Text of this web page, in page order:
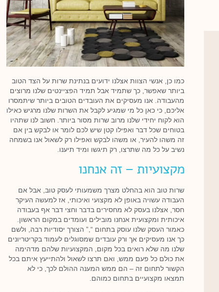
כמו כן, אנשי הצוות אצלנו ידועים בנתינת שרות על הצד הטוב
ביותר שאפשר, כך שתמיד אבל תמיד הפציינטים שלנו מרוצים
מהעבודה. אנו מעסיקים את העובדים הטובים ביותר שיתמסרו
אליכם, כי כאן כל מי שמגיע לקבל את השרות שלנו מרגיש כאילו
הוא לקוח יחידי שלנו מרוב שרות מסור ביותר. חשוב לנו שתהיו
בטוחים שכל דבר ואפילו קטן שיש לכם לומר או לבקש בין אם
זה משהו להעיר, או משהו לבקש ואפילו רק לשאול אנו בשמחה
נשיב על כל מה שתרצו, רק תיגשו ומיד תיענו.
מקצועיות – זה אנחנו
שרות טוב הוא בהחלט מצרך משמעותי לעסק טוב, אבל אם
העבודה עשויה באופן לא מקצועי ואיכותי, אז למעשה העיקר
חסר, אצלנו בעסק לא מחסירים בדבר וחצי דבר אף בעבודה
איכותית ומקצועית אנחנו מובילים ועומדים במקום הראשון.
כאמור העסק שלנו עוסק בתחום “,” הצורך יסודיות רבה, ולשם
כך אנו מעסיקים אך ורק עובדים שמסוגלים לעמוד בקריטריונים
שלנו מה שלא רואים בכל מקום, המקצועיות שלהם מדהימה
את כולם כל פעם ממש, ואם תרצו לשאול ולהתייעץ איתם בכל
הקשור לתחום זה – הם ממש המענה ההולם לכך, כי לא
תמצאו מקצועיים בתחום כמוהם.